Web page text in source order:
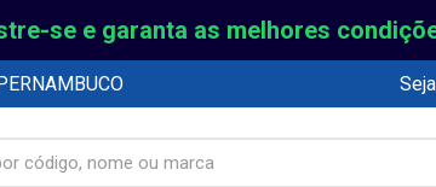
se e garanta as melhores